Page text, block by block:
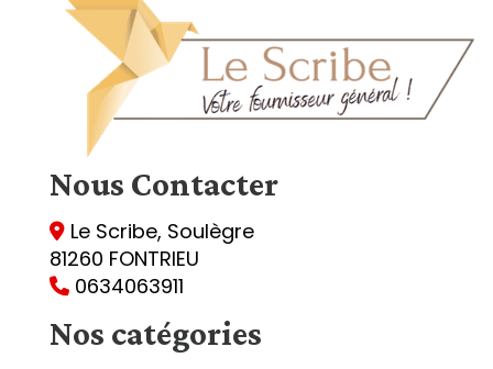
Nous Contacter
 Le Scribe, Soulègre
81260 FONTRIEU
 0634063911
Nos catégories